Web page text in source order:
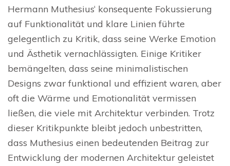
Hermann Muthesius‘ konsequente Fokussierung
auf Funktionalität und klare Linien führte
gelegentlich zu Kritik, dass seine Werke Emotion
und Ästhetik vernachlässigten. Einige Kritiker
bemängelten, dass seine minimalistischen
Designs zwar funktional und effizient waren, aber
oft die Wärme und Emotionalität vermissen
ließen, die viele mit Architektur verbinden. Trotz
dieser Kritikpunkte bleibt jedoch unbestritten,
dass Muthesius einen bedeutenden Beitrag zur
Entwicklung der modernen Architektur geleistet